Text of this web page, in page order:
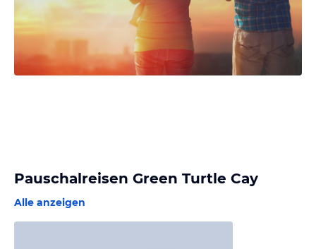
Pauschalreisen Green Turtle Cay
Alle anzeigen